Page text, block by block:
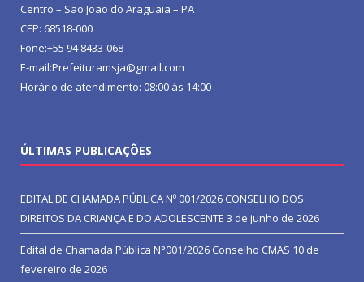
Centro – São João do Araguaia – PA
CEP: 68518-000
Fone:+55 94 8433-068
E-mail:Prefeituramsja@gmail.com
Horário de atendimento: 08:00 às 14:00
ÚLTIMAS PUBLICAÇÕES
EDITAL DE CHAMADA PÚBLICA Nº 001/2026 CONSELHO DOS
DIREITOS DA CRIANÇA E DO ADOLESCENTE 3 de junho de 2026
Edital de Chamada Pública N°001/2026 Conselho CMAS 10 de
fevereiro de 2026